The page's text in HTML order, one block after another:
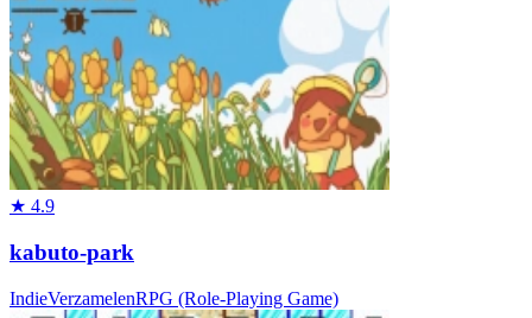
★ 4.9
kabuto-park
IndieVerzamelenRPG (Role-Playing Game)